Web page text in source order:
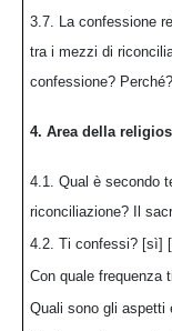
3.7. La confessione
tra i mezzi di
confessione? Perché?
4. Area della
4.1. Qual è secondo
riconciliazione? Il
4.2. Ti confessi? [sì]
Con quale frequenza
Quali sono gli aspetti